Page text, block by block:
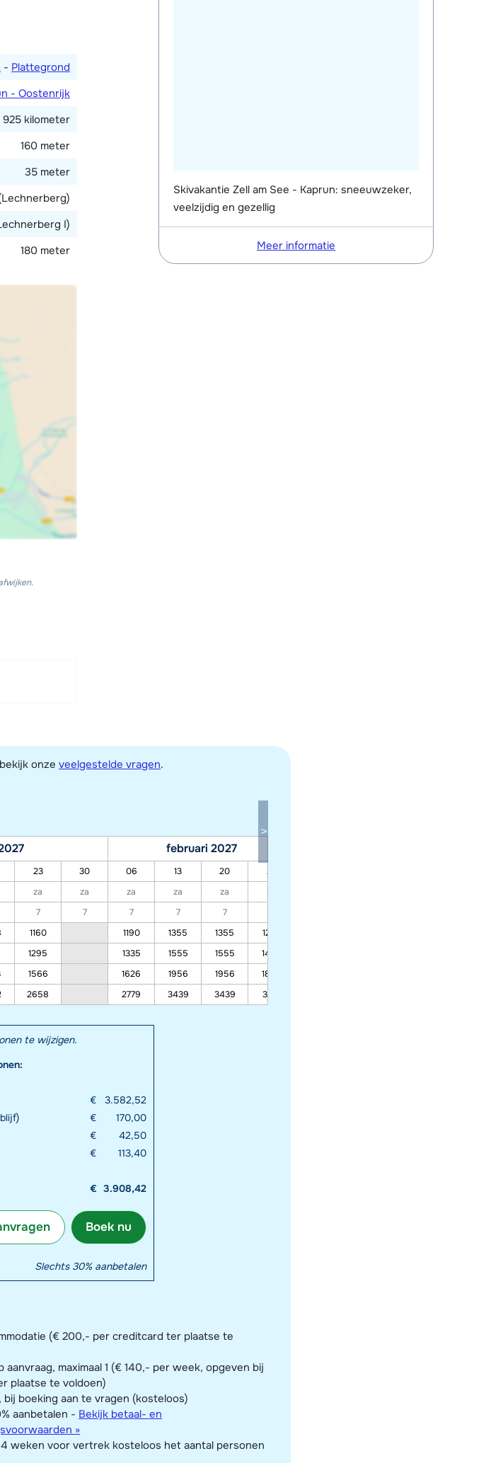
- Plattegrond
- Oostenrijk
925 kilometer
160 meter
35 meter
I)
180 meter
onzeveelgestelde vragen.
februari 2027
23 30 06 13 20 27
za za za za za za
7 7 7 7 7
1160 1190 1355 1355 1278
1295 1335 1555 1555 1453
1566 1626 1956 1956 1803
2658 2779 3439 3439 3132
te wijzigen.
€
3.582,52
€
170,00
€
42,50
€ 113,40
€ 3.908,42
Boek nu
Slechts 30% aanbetalen
(€ 200,- per creditcard ter plaatse te
aanvraag, maximaal 1 (€ 140,- per week, opgeven bij
plaatse te voldoen)
bij boeking aan te vragen (kosteloos)
aanbetalen - Bekijk betaal- en
»
weken voor vertrek kosteloos het aantal personen
Skivakantie Zell am See - Kaprun: sneeuwzeker,
veelzijdig en gezellig
Meer informatie